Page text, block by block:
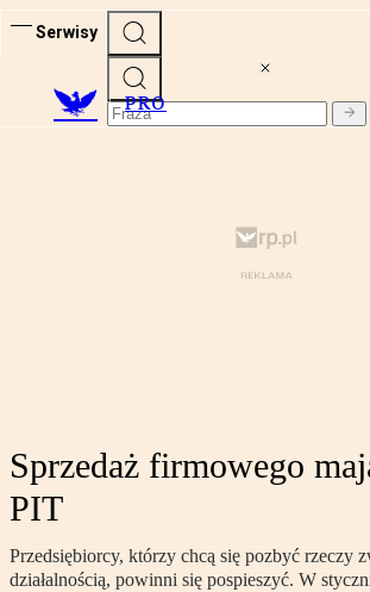
Serwisy
PRO
Sprzedaż firmowego
PIT
Przedsiębiorcy, którzy chcą się pozbyć rzeczy
działalnością, powinni się pospieszyć. W